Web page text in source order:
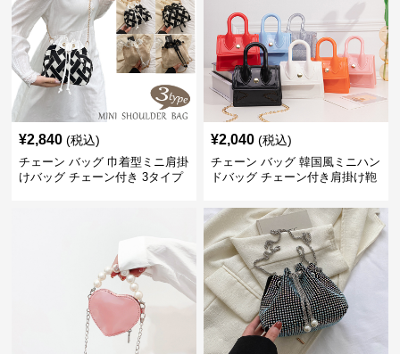
¥2,840 (税込)
チェーン バッグ 巾着型ミニ肩掛
けバッグ チェーン付き 3タイプ
¥2,040 (税込)
チェーン バッグ 韓国風ミニハン
ドバッグ チェーン付き肩掛け鞄